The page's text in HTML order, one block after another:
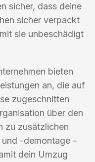
sicher, dass deine
sicher verpackt
sie unbeschädigt
bieten
an, die auf
zugeschnitten
über den
zu zusätzlichen
-demontage –
dein Umzug